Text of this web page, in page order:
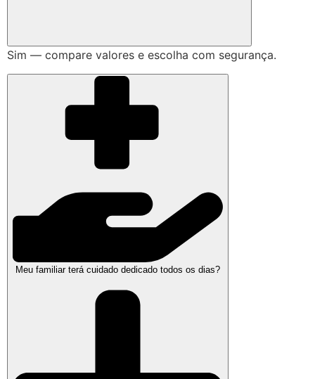
Sim — compare valores e escolha com segurança.
Meu familiar terá cuidado dedicado todos os dias?